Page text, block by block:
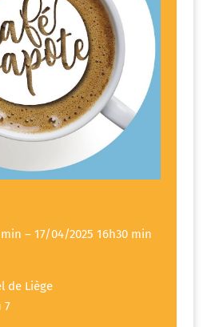
– 17/04/2025 16h30 min
de Liège
7